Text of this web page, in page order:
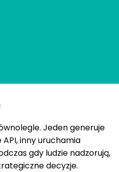
Jeden generuje
inny uruchamia
gdy ludzie nadzorują,
decyzje.